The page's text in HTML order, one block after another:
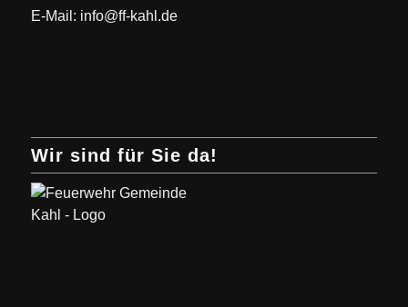
E-Mail: info@ff-kahl.de
Wir sind für Sie da!